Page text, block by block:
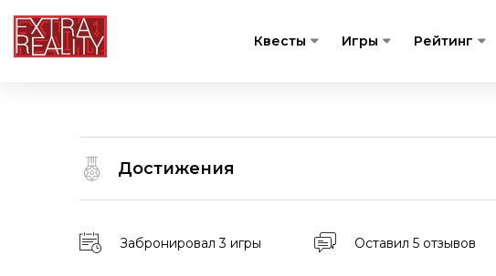
Квесты Игры Рейтинг
Достижения
Забронировал 3 игры Оставил 5 отзывов